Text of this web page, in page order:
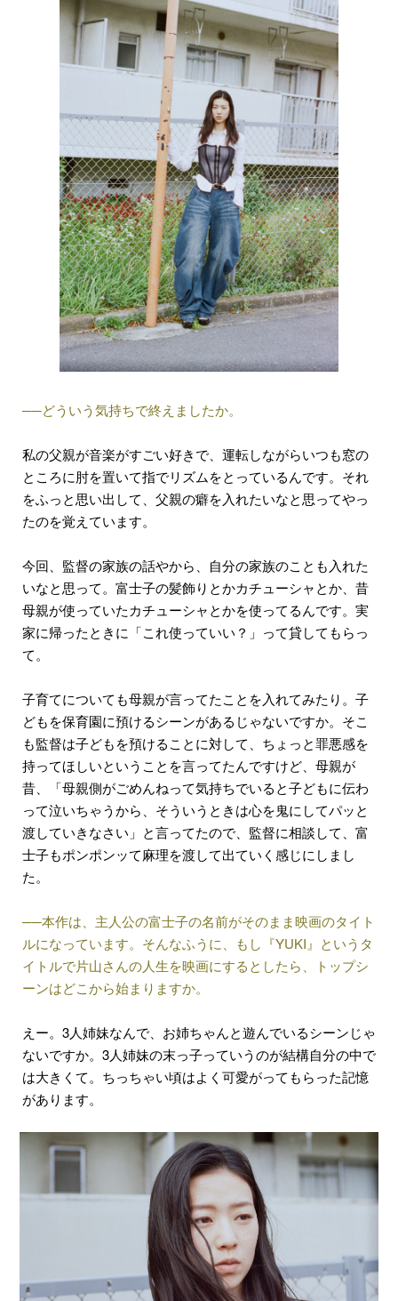
──どういう気持ちで終えましたか。
私の父親が音楽がすごい好きで、運転しながらいつも窓の
ところに肘を置いて指でリズムをとっているんです。それ
をふっと思い出して、父親の癖を入れたいなと思ってやっ
たのを覚えています。
今回、監督の家族の話やから、自分の家族のことも入れた
いなと思って。富士子の髪飾りとかカチューシャとか、昔
母親が使っていたカチューシャとかを使ってるんです。実
家に帰ったときに「これ使っていい？」って貸してもらっ
て。
子育てについても母親が言ってたことを入れてみたり。子
どもを保育園に預けるシーンがあるじゃないですか。そこ
も監督は子どもを預けることに対して、ちょっと罪悪感を
持ってほしいということを言ってたんですけど、母親が
昔、「母親側がごめんねって気持ちでいると子どもに伝わ
って泣いちゃうから、そういうときは心を鬼にしてパッと
渡していきなさい」と言ってたので、監督に相談して、富
士子もポンポンッて麻理を渡して出ていく感じにしまし
た。
──本作は、主人公の富士子の名前がそのまま映画のタイト
ルになっています。そんなふうに、もし『YUKI』というタ
イトルで片山さんの人生を映画にするとしたら、トップシ
ーンはどこから始まりますか。
えー。3人姉妹なんで、お姉ちゃんと遊んでいるシーンじゃ
ないですか。3人姉妹の末っ子っていうのが結構自分の中で
は大きくて。ちっちゃい頃はよく可愛がってもらった記憶
があります。